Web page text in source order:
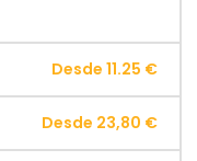
Desde 11.25 €
Desde 23,80 €